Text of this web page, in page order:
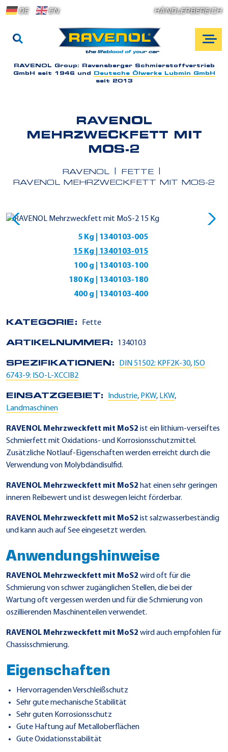
DE EN HÄNDLERBEREICH
RAVENOL Group: Ravensberger Schmierstoffvertrieb
GmbH seit 1946 und
Deutsche Ölwerke Lubmin GmbH
seit 2013
RAVENOL
MEHRZWECKFETT MIT
MOS-2
RAVENOL
FETTE
RAVENOL MEHRZWECKFETT MIT MOS-2
5 Kg | 1340103-005
15 Kg | 1340103-015
100 g | 1340103-100
180 Kg | 1340103-180
400 g | 1340103-400
KATEGORIE: Fette
ARTIKELNUMMER: 1340103
SPEZIFIKATIONEN: DIN 51502: KPF2K-30, ISO
6743-9: ISO-L-XCCIB2
EINSATZGEBIET: Industrie, PKW, LKW,
Landmaschinen
RAVENOL Mehrzweckfett mit MoS2 ist ein lithium-verseiftes
Schmierfett mit Oxidations- und Korrosionsschutzmittel.
Zusätzliche Notlauf-Eigenschaften werden erreicht durch die
Verwendung von Molybdändisulfid.
RAVENOL Mehrzweckfett mit MoS2 hat einen sehr geringen
inneren Reibewert und ist deswegen leicht förderbar.
RAVENOL Mehrzweckfett mit MoS2 ist salzwasserbeständig
und kann auch auf See eingesetzt werden.
Anwendungshinweise
RAVENOL Mehrzweckfett mit MoS2 wird oft für die
Schmierung von schwer zugänglichen Stellen, die bei der
Wartung oft vergessen werden und für die Schmierung von
oszillierenden Maschinenteilen verwendet.
RAVENOL Mehrzweckfett mit MoS2 wird auch empfohlen für
Chassisschmierung.
Eigenschaften
Hervorragenden Verschleißschutz
Sehr gute mechanische Stabilität
Sehr guten Korrosionsschutz
Gute Haftung auf Metalloberflächen
Gute Oxidationsstabilität